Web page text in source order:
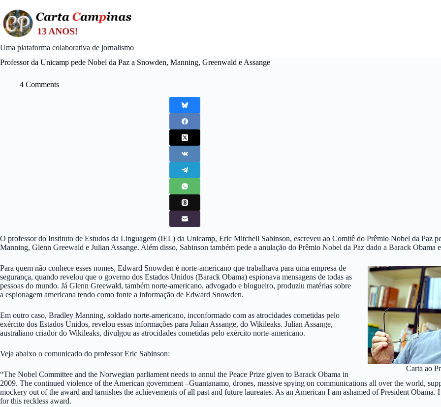
content
Uma plataforma colaborativa de jornalismo
Professor da Unicamp pede Nobel da Paz a Snowden, Manning, Greenwald e Assange
4 Comments
O professor do Instituto de Estudos da Linguagem (IEL) da Unicamp, Eric Mitchell Sabinson, escreveu ao Comitê do Prêmio Nobel da Paz
Manning, Glenn Greewald e Julian Assange. Além disso, Sabinson também pede a anulação do Prêmio Nobel da Paz dado a Barack Obama
Carta ao
Para quem não conhece esses nomes, Edward Snowden é norte-americano que trabalhava para uma empresa de
segurança, quando revelou que o governo dos Estados Unidos (Barack Obama) espionava mensagens de todas as
pessoas do mundo. Já Glenn Greewald, também norte-americano, advogado e blogueiro, produziu matérias sobre
a espionagem americana tendo como fonte a informação de Edward Snowden.
Em outro caso, Bradley Manning, soldado norte-americano, inconformado com as atrocidades cometidas pelo
exército dos Estados Unidos, revelou essas informações para Julian Assange, do Wikileaks. Julian Assange,
australiano criador do Wikileaks, divulgou as atrocidades cometidas pelo exército norte-americano.
Veja abaixo o comunicado do professor Eric Sabinson:
“The Nobel Committee and the Norwegian parliament needs to annul the Peace Prize given to Barack Obama in
2009. The continued violence of the American government –Guantanamo, drones, massive spying on communications all over the world,
mockery out of the award and tarnishes the achievements of all past and future laureates. As an American I am ashamed of President
for this reckless award.